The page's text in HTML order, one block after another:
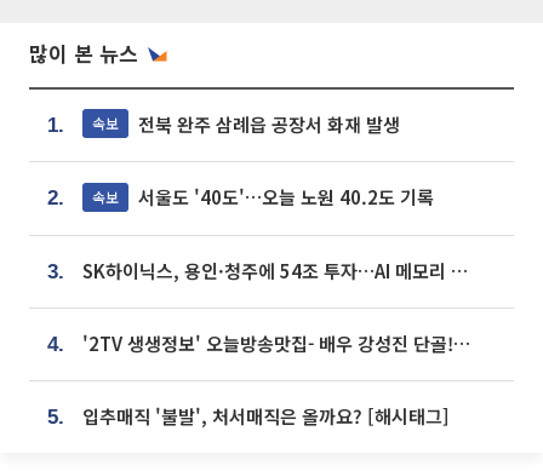
많이 본 뉴스
1. 속보 전북 완주 삼례읍 공장서 화재 발생
2. 속보 서울도 '40도'…오늘 노원 40.2도 기록
3. SK하이닉스, 용인·청주에 54조 투자…AI 메모리 생산기지 키운다
4. '2TV 생생정보' 오늘방송맛집- 배우 강성진 단골! 쌀국수ㆍ푸팟퐁 커리 맛집 '블○○○'
5. 입추매직 '불발', 처서매직은 올까요? [해시태그]